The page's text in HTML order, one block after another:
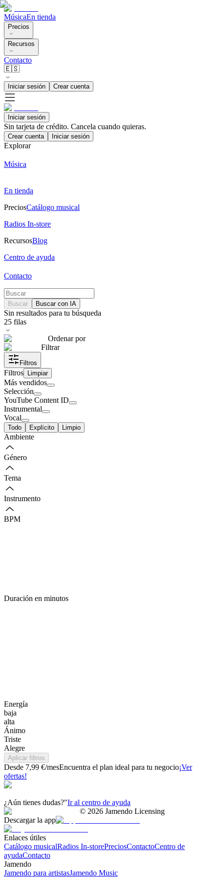
MúsicaEn tienda
Precios
Recursos
Contacto
🇪🇸
Iniciar sesión Crear cuenta
Iniciar sesión
Sin tarjeta de crédito. Cancela cuando quieras.
Crear cuenta Iniciar sesión
Explorar
Música
En tienda
PreciosCatálogo musical
Radios In-store
RecursosBlog
Centro de ayuda
Contacto
Buscar Buscar con IA
Sin resultados para tu búsqueda
25 filas
Ordenar por
Filtrar
Filtros
Filtros Limpiar
Más vendidos
Selección
YouTube Content ID
Instrumental
Vocal
Todo Explícito Limpio
Ambiente
Género
Tema
Instrumento
BPM
Duración en minutos
Energía
baja
alta
Ánimo
Triste
Alegre
Aplicar filtros
Desde 7,99 €/mesEncuentra el plan ideal para tu negocio¡Ver
ofertas!
¿Aún tienes dudas?"Ir al centro de ayuda
© 2026 Jamendo Licensing
Descargar la app
Enlaces útiles
Catálogo musicalRadios In-storePreciosContactoCentro de
ayudaContacto
Jamendo
Jamendo para artistasJamendo Music